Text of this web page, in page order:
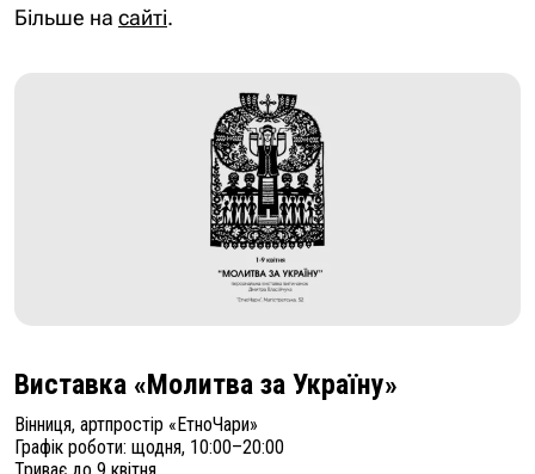
Більше на сайті.
Виставка «Молитва за Україну»
Вінниця, артпростір «ЕтноЧари»
Графік роботи: щодня, 10:00–20:00